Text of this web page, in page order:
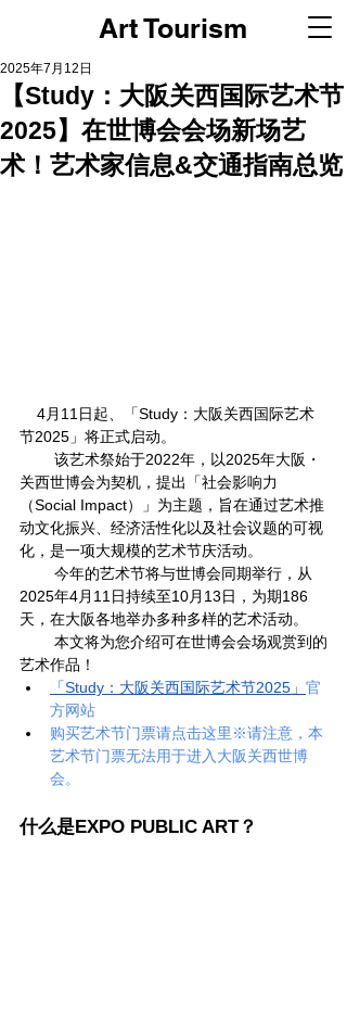
Art Tourism
【Study：大阪关西国际艺术节
2025】在世博会会场新场艺
术！艺术家信息&交通指南总览
2025年7月12日
4月11日起、「Study：大阪关西国际艺术
节2025」将正式启动。
该艺术祭始于2022年，以2025年大阪・
关西世博会为契机，提出「社会影响力
（Social Impact）」为主题，旨在通过艺术推
动文化振兴、经济活性化以及社会议题的可视
化，是一项大规模的艺术节庆活动。
今年的艺术节将与世博会同期举行，从
2025年4月11日持续至10月13日，为期186
天，在大阪各地举办多种多样的艺术活动。
本文将为您介绍可在世博会会场观赏到的
艺术作品！
「Study：大阪关西国际艺术节2025」 官
方网站
购买艺术节门票请点击这里※请注意，本
艺术节门票无法用于进入大阪关西世博
会。
什么是EXPO PUBLIC ART？